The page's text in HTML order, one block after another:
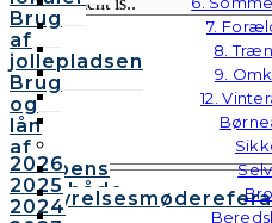
7.
8.
9.
12.
Brug
af
jollepladsen
Brug
og
lån
af
klubbens
følgebåde
Vedtægter
2026
2025
2024
Name*
Email*